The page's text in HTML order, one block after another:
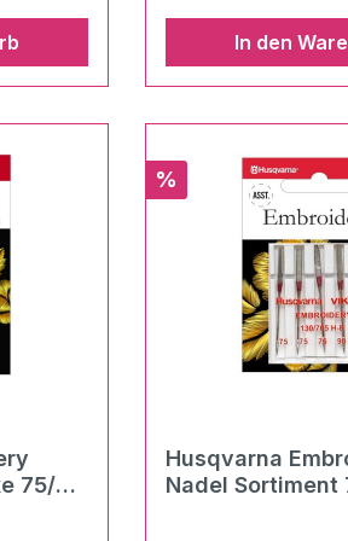
ihm
In den
75/
Rabatt
%
Husqvarna
Nadel Sortiment